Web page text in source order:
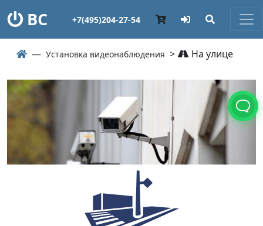
ВС +7(495)204-27-54
Установка видеонаблюдения > На улице